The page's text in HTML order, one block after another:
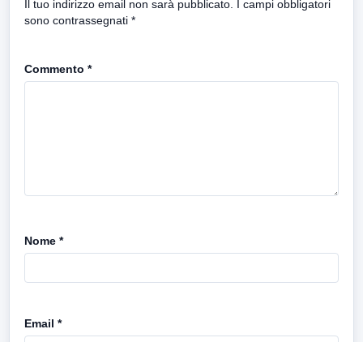
Il tuo indirizzo email non sarà pubblicato. I campi obbligatori
sono contrassegnati *
Commento *
Nome *
Email *